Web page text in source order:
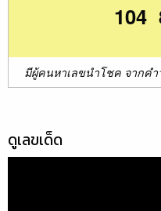
104
มีผู้คนหาเลขนำโชค จากคำ
ดูเลขเด็ด